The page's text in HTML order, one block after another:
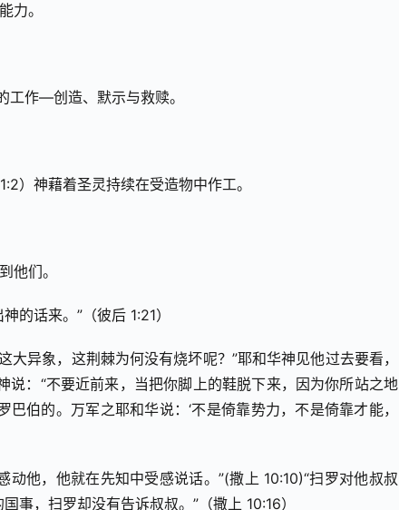
力。
工作—创造、默示与救赎。
）神藉着圣灵持续在受造物中作工。
他们。
的话来。”（彼后 1:21）
异象，这荆棘为何没有烧坏呢？”耶和华神见他过去要看，
说：“不要近前来，当把你脚上的鞋脱下来，因为你所站之地
伯的。万军之耶和华说：‘不是倚靠势力，不是倚靠才能，
他，他就在先知中受感说话。”(撒上 10:10)“扫罗对他叔叔
事，扫罗却没有告诉叔叔。”（撒上 10:16）